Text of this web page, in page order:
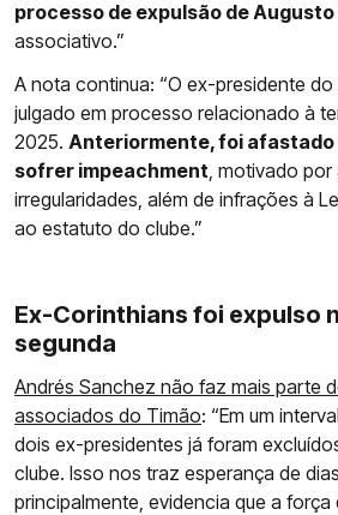
processo de expulsão de Augusto
associativo.”
A nota continua: “O ex-presidente
julgado em processo relacionado à
2025. Anteriormente, foi afastado
sofrer impeachment , motivado
irregularidades, além de infrações à
ao estatuto do clube.”
Ex-Corinthians foi expulso
segunda
Andrés Sanchez não faz mais parte
associados do Timão: “Em um
dois ex-presidentes já foram
clube. Isso nos traz esperança de
principalmente, evidencia que a